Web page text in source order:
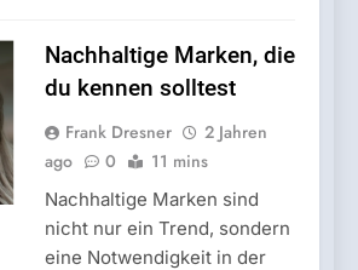
Nachhaltige Marken, die
du kennen solltest
Frank Dresner
2 Jahren
ago
0 11 mins
Nachhaltige Marken sind
nicht nur ein Trend, sondern
eine Notwendigkeit in der